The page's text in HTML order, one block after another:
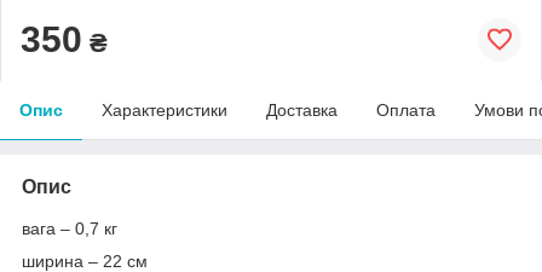
350 ₴
Опис Характеристики Доставка Оплата Умови
Опис
вага – 0,7 кг
ширина – 22 см